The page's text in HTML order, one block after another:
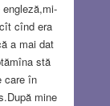
cînd era
a mai dat
stă
care în
mine